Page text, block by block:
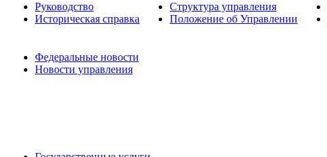
Руководство
Историческая справка
Структура управления
Положение об Управлении
Федеральные новости
Новости управления